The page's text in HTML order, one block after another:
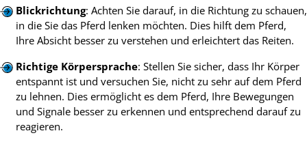
Blickrichtung: Achten Sie darauf, in die Richtung zu schauen,
in die Sie das Pferd lenken möchten. Dies hilft dem Pferd,
Ihre Absicht besser zu verstehen und erleichtert das Reiten.
Richtige Körpersprache: Stellen Sie sicher, dass Ihr Körper
entspannt ist und versuchen Sie, nicht zu sehr auf dem Pferd
zu lehnen. Dies ermöglicht es dem Pferd, Ihre Bewegungen
und Signale besser zu erkennen und entsprechend darauf zu
reagieren.